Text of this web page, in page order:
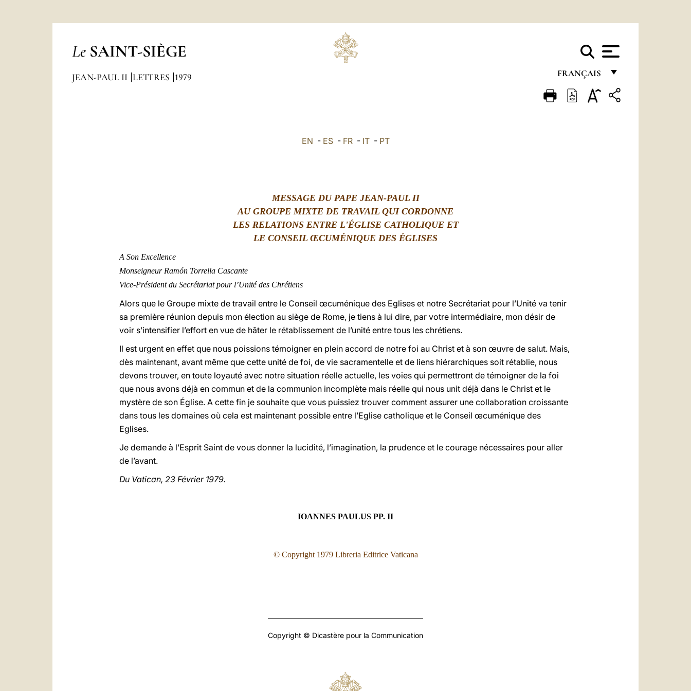
Le SAINT-SIÈGE
FRANÇAIS
FRANÇAIS
JEAN-PAUL II LETTRES 1979
EN - ES- FR- IT- PT
MESSAGE DU PAPE JEAN-PAUL II
AU GROUPE MIXTE DE TRAVAIL QUI CORDONNE
LES RELATIONS ENTRE L'ÉGLISE CATHOLIQUE ET
LE CONSEIL ŒCUMÉNIQUE DES ÉGLISES
A Son Excellence
Monseigneur Ramón Torrella Cascante
Vice-Président du Secrétariat pour l’Unité des Chrétiens
Alors que le Groupe mixte de travail entre le Conseil œcuménique des Eglises et notre Secrétariat pour l’Unité va tenir
sa première réunion depuis mon élection au siège de Rome, je tiens à lui dire, par votre intermédiaire, mon désir de
voir s’intensifier l’effort en vue de hâter le rétablissement de l’unité entre tous les chrétiens.
Il est urgent en effet que nous poissions témoigner en plein accord de notre foi au Christ et à son œuvre de salut. Mais,
dès maintenant, avant même que cette unité de foi, de vie sacramentelle et de liens hiérarchiques soit rétablie, nous
devons trouver, en toute loyauté avec notre situation réelle actuelle, les voies qui permettront de témoigner de la foi
que nous avons déjà en commun et de la communion incomplète mais réelle qui nous unit déjà dans le Christ et le
mystère de son Église. A cette fin je souhaite que vous puissiez trouver comment assurer une collaboration croissante
dans tous les domaines où cela est maintenant possible entre l’Eglise catholique et le Conseil œcuménique des
Eglises.
Je demande à l’Esprit Saint de vous donner la lucidité, l’imagination, la prudence et le courage nécessaires pour aller
de l’avant.
Du Vatican, 23 Février 1979.
IOANNES PAULUS PP. II
© Copyright 1979 Libreria Editrice Vaticana
Copyright © Dicastère pour la Communication